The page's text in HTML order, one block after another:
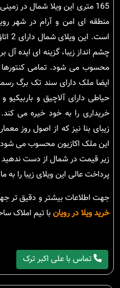
منطقه ای امن و آرام در شهر
چشم انداز زیبا، گزینه ای ایده
محسوب می شود. تمامی
ایضا ملک دارای سند تک برگ
حیاطی دارای آلاچیق و
خریداری را به خود خیره می
زیبای بنا نیز که از اصول روز
این ملک اکازیون محسوب می
زیر قیمت در شمال از دست ندهید
پرداخت عالی این ویلای زیبا را به
جهت اطلاعات بیشتر و دقیق تر
خرید ویلا در رویان با تیم املاک
تماس با علی اکبر ترک